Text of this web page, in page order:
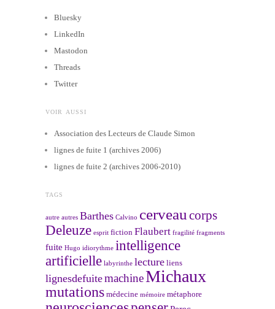
Bluesky
LinkedIn
Mastodon
Threads
Twitter
VOIR AUSSI
Association des Lecteurs de Claude Simon
lignes de fuite 1 (archives 2006)
lignes de fuite 2 (archives 2006-2010)
TAGS
autre autres Barthes Calvino cerveau corps
Deleuze esprit fiction Flaubert fragilité fragments
fuite Hugo idiorythme intelligence
artificielle labyrinthe lecture liens
lignesdefuitemachineMichaux
mutations médecine mémoire métaphore